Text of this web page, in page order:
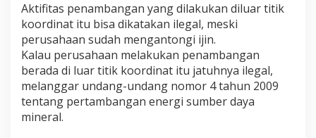
i
A
i
r
H
a
j
i
Aktifitas penambangan yang dilakukan diluar titik
koordinat itu bisa dikatakan ilegal, meski
perusahaan sudah mengantongi ijin.
Kalau perusahaan melakukan penambangan
berada di luar titik koordinat itu jatuhnya ilegal,
melanggar undang-undang nomor 4 tahun 2009
tentang pertambangan energi sumber daya
mineral.